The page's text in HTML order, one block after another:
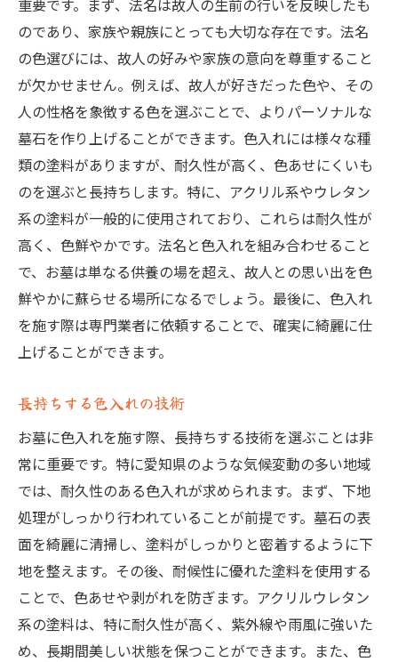
重要です。まず、法名は故人の生前の行いを反映したも
のであり、家族や親族にとっても大切な存在です。法名
の色選びには、故人の好みや家族の意向を尊重すること
が欠かせません。例えば、故人が好きだった色や、その
人の性格を象徴する色を選ぶことで、よりパーソナルな
墓石を作り上げることができます。色入れには様々な種
類の塗料がありますが、耐久性が高く、色あせにくいも
のを選ぶと長持ちします。特に、アクリル系やウレタン
系の塗料が一般的に使用されており、これらは耐久性が
高く、色鮮やかです。法名と色入れを組み合わせること
で、お墓は単なる供養の場を超え、故人との思い出を色
鮮やかに蘇らせる場所になるでしょう。最後に、色入れ
を施す際は専門業者に依頼することで、確実に綺麗に仕
上げることができます。
長持ちする色入れの技術
お墓に色入れを施す際、長持ちする技術を選ぶことは非
常に重要です。特に愛知県のような気候変動の多い地域
では、耐久性のある色入れが求められます。まず、下地
処理がしっかり行われていることが前提です。墓石の表
面を綺麗に清掃し、塗料がしっかりと密着するように下
地を整えます。その後、耐候性に優れた塗料を使用する
ことで、色あせや剥がれを防ぎます。アクリルウレタン
系の塗料は、特に耐久性が高く、紫外線や雨風に強いた
め、長期間美しい状態を保つことができます。また、色